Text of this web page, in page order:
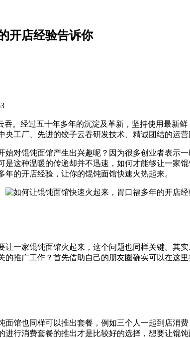
开店经验告诉你
吞。经过五十年多年的沉淀及革新，坚持使用最
工厂、先进的饺子云吞研发技术、精诚团结的运
对馄饨面馆产生出兴趣呢？因为很多创业者表示
这种温暖的传递却并不迅速，如何才能够让一家
的开店经验，让你的馄饨面馆快速火热起来。
一家馄饨面馆火起来，这个问题也同样关键。其
推广工作？首先借助自己的朋友圈确实可以在这
馆也同样可以推出套餐，例如三个人一起到店消
行消费套餐的推出才是比较好的选择，想要让馄